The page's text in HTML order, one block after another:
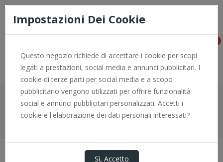
Consegna rapida e pagamenti sicuri con PayPal - per info +0966
774646
Home Componenti Frenanti
Pastiglia Freno
Pastiglie Freni Anteriori P382S VALEO
Impostazioni Dei Cookie
Questo negozio richiede di accettare i cookie per scopi
legati a prestazioni, social media e annunci pubblicitari. I
cookie di terze parti per social media e a scopo
pubblicitario vengono utilizzati per offrire funzionalità
social e annunci pubblicitari personalizzati. Accetti i
cookie e l'elaborazione dei dati personali interessati?